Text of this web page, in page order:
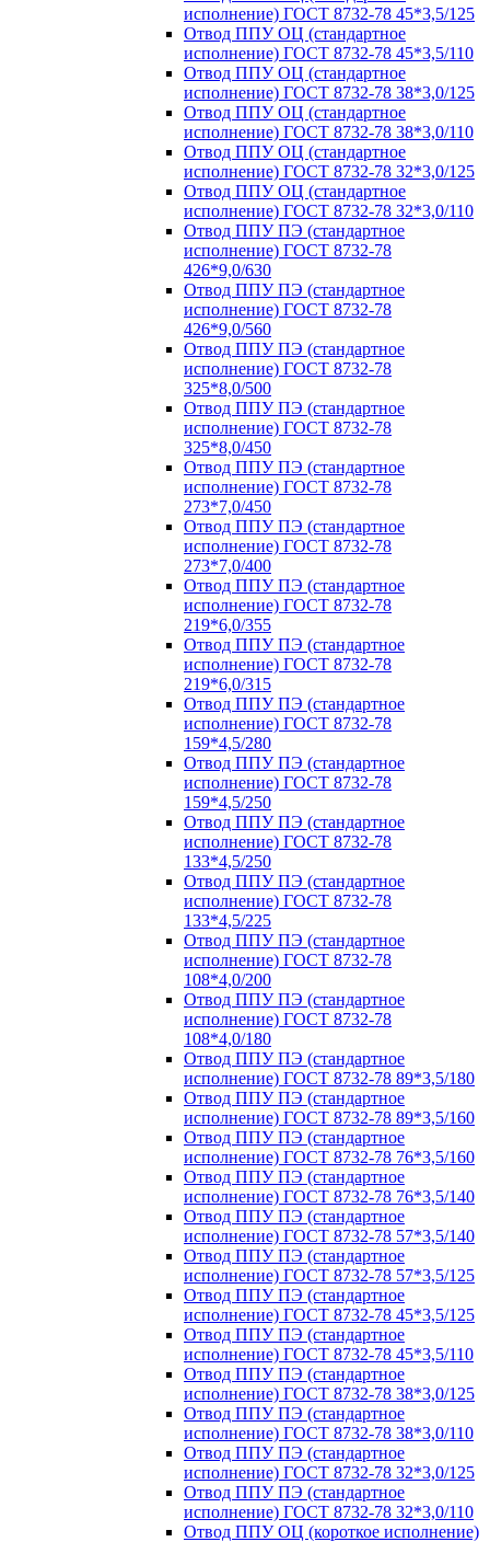
исполнение) ГОСТ 8732-78 45*3,5/125
Отвод ППУ ОЦ (стандартное
исполнение) ГОСТ 8732-78 45*3,5/110
Отвод ППУ ОЦ (стандартное
исполнение) ГОСТ 8732-78 38*3,0/125
Отвод ППУ ОЦ (стандартное
исполнение) ГОСТ 8732-78 38*3,0/110
Отвод ППУ ОЦ (стандартное
исполнение) ГОСТ 8732-78 32*3,0/125
Отвод ППУ ОЦ (стандартное
исполнение) ГОСТ 8732-78 32*3,0/110
Отвод ППУ ПЭ (стандартное
исполнение) ГОСТ 8732-78
426*9,0/630
Отвод ППУ ПЭ (стандартное
исполнение) ГОСТ 8732-78
426*9,0/560
Отвод ППУ ПЭ (стандартное
исполнение) ГОСТ 8732-78
325*8,0/500
Отвод ППУ ПЭ (стандартное
исполнение) ГОСТ 8732-78
325*8,0/450
Отвод ППУ ПЭ (стандартное
исполнение) ГОСТ 8732-78
273*7,0/450
Отвод ППУ ПЭ (стандартное
исполнение) ГОСТ 8732-78
273*7,0/400
Отвод ППУ ПЭ (стандартное
исполнение) ГОСТ 8732-78
219*6,0/355
Отвод ППУ ПЭ (стандартное
исполнение) ГОСТ 8732-78
219*6,0/315
Отвод ППУ ПЭ (стандартное
исполнение) ГОСТ 8732-78
159*4,5/280
Отвод ППУ ПЭ (стандартное
исполнение) ГОСТ 8732-78
159*4,5/250
Отвод ППУ ПЭ (стандартное
исполнение) ГОСТ 8732-78
133*4,5/250
Отвод ППУ ПЭ (стандартное
исполнение) ГОСТ 8732-78
133*4,5/225
Отвод ППУ ПЭ (стандартное
исполнение) ГОСТ 8732-78
108*4,0/200
Отвод ППУ ПЭ (стандартное
исполнение) ГОСТ 8732-78
108*4,0/180
Отвод ППУ ПЭ (стандартное
исполнение) ГОСТ 8732-78 89*3,5/180
Отвод ППУ ПЭ (стандартное
исполнение) ГОСТ 8732-78 89*3,5/160
Отвод ППУ ПЭ (стандартное
исполнение) ГОСТ 8732-78 76*3,5/160
Отвод ППУ ПЭ (стандартное
исполнение) ГОСТ 8732-78 76*3,5/140
Отвод ППУ ПЭ (стандартное
исполнение) ГОСТ 8732-78 57*3,5/140
Отвод ППУ ПЭ (стандартное
исполнение) ГОСТ 8732-78 57*3,5/125
Отвод ППУ ПЭ (стандартное
исполнение) ГОСТ 8732-78 45*3,5/125
Отвод ППУ ПЭ (стандартное
исполнение) ГОСТ 8732-78 45*3,5/110
Отвод ППУ ПЭ (стандартное
исполнение) ГОСТ 8732-78 38*3,0/125
Отвод ППУ ПЭ (стандартное
исполнение) ГОСТ 8732-78 38*3,0/110
Отвод ППУ ПЭ (стандартное
исполнение) ГОСТ 8732-78 32*3,0/125
Отвод ППУ ПЭ (стандартное
исполнение) ГОСТ 8732-78 32*3,0/110
Отвод ППУ ОЦ (короткое исполнение)